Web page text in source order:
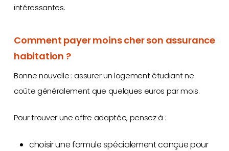
intéressantes.
Comment payer moins cher son assurance
habitation ?
Bonne nouvelle : assurer un logement étudiant ne
coûte généralement que quelques euros par mois.
Pour trouver une offre adaptée, pensez à :
choisir une formule spécialement conçue pour